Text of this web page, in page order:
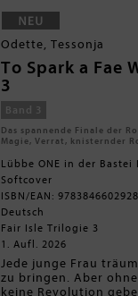
durcheinander, und
mit der irritierend
Frau zu tun haben -
sich auf
hingezogen fühlt.
Odette, Tessonja
To Spark a Fae
3
Band 3
Das spannende Finale der
Magie, Verrat, knisternder
Lübbe ONE in der Bastei
Softcover
ISBN/EAN: 9783846602928
Deutsch
Fair Isle Trilogie 3
1. Aufl. 2026
Jede junge Frau
zu bringen. Aber
keine Revolution